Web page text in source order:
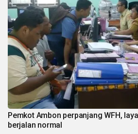
Pemkot Ambon perpanjang WFH,
berjalan normal